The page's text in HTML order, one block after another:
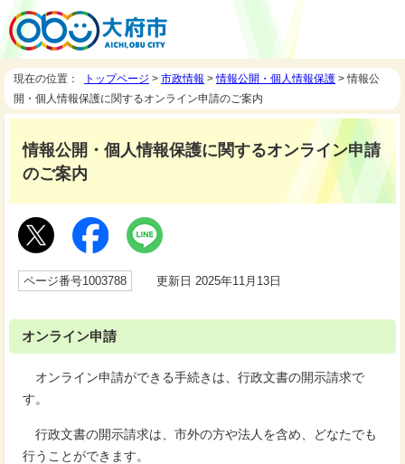
現在の位置： トップページ > 市政情報 >情報公開・個人情報保護 > 情報公
開・個人情報保護に関するオンライン申請のご案内
情報公開・個人情報保護に関するオンライン申請
のご案内
ページ番号1003788 更新日 2025年11月13日
オンライン申請
オンライン申請ができる手続きは、行政文書の開示請求で
す。
行政文書の開示請求は、市外の方や法人を含め、どなたでも
行うことができます。